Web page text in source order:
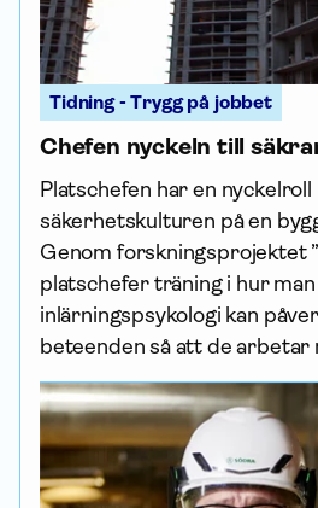
Tidning - Trygg på jobbet
Chefen nyckeln till
Platschefen har en nyckelroll
säkerhetskulturen på en
Genom forskningsprojektet
platschefer träning i hur
inlärningspsykologi kan
beteenden så att de arbetar